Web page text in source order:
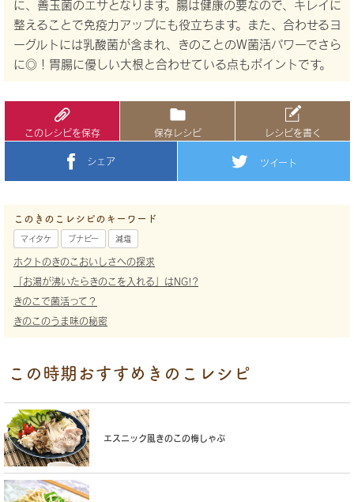
に、善玉菌のエサとなります。腸は健康の要なので、キレイに
整えることで免疫力アップにも役立ちます。また、合わせるヨ
ーグルトには乳酸菌が含まれ、きのことのW菌活パワーでさら
に◎！胃腸に優しい大根と合わせている点もポイントです。
このレシピを保存 保存レシピ レシピを書く
シェア ツイート
このきのこレシピのキーワード
マイタケ ブナピー 減塩
ホクトのきのこおいしさへの探求
「お湯が沸いたらきのこを入れる」はNG!?
きのこで菌活って？
きのこのうま味の秘密
この時期おすすめきのこレシピ
エスニック風きのこの梅しゃぶ